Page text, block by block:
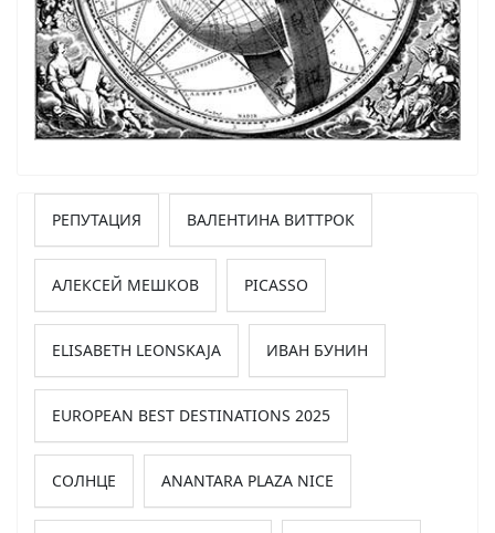
РЕПУТАЦИЯ ВАЛЕНТИНА ВИТТРОК
АЛЕКСЕЙ МЕШКОВ PICASSO
ELISABETH LEONSKAJA ИВАН БУНИН
EUROPEAN BEST DESTINATIONS 2025
СОЛНЦЕ ANANTARA PLAZA NICE